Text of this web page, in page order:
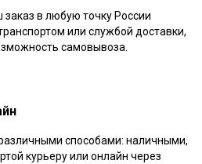
в любую точку России
или службой доставки,
самовывоза.
способами: наличными,
курьеру или онлайн через